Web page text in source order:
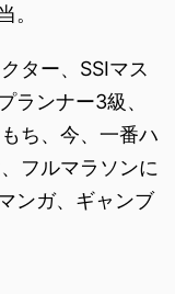
。
ター、SSIマス
ランナー3級、
ち、今、一番ハ
フルマラソンに
ンガ、ギャンブ